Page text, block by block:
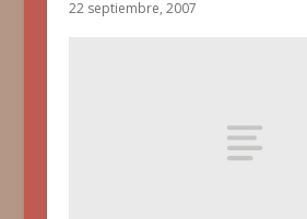
22 septiembre, 2007